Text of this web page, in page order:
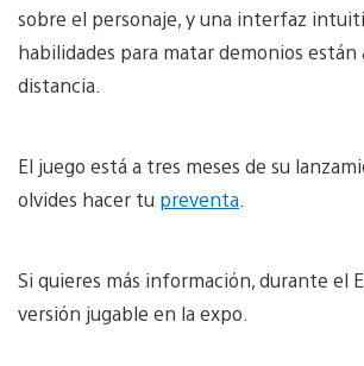
sobre el personaje, y una interfaz
habilidades para matar demonios
distancia.
El juego está a tres meses de su
olvides hacer tu preventa
Si quieres más información, durante el
versión jugable en la expo.